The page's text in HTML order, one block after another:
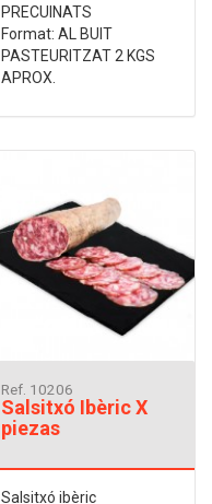
PRECUINATS
Format: AL BUIT
PASTEURITZAT 2 KGS
APROX.
Ref. 10206
Salsitxó Ibèric X
piezas
Salsitxó ibèric